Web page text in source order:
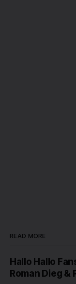
READ MORE
Hallo Hallo
Roman Dieg &